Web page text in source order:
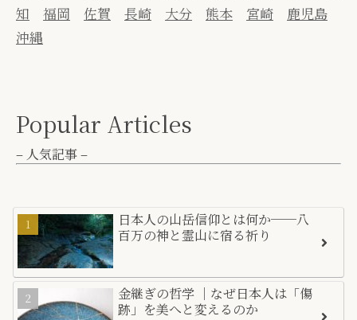
知
福岡 佐賀 長崎 大分 熊本 宮崎
鹿児島
沖縄
Popular Articles
– 人気記事 –
日本人の山岳信仰とは何か──八
百万の神と霊山に宿る祈り
金継ぎの哲学 ｜なぜ日本人は「傷
跡」を美へと変えるのか